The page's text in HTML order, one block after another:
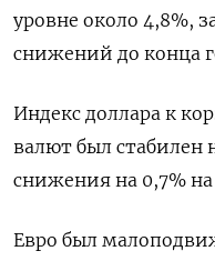
уровне около 4,8%,
снижений до конца
Индекс доллара к
валют был стабилен
снижения на 0,7%
Евро был